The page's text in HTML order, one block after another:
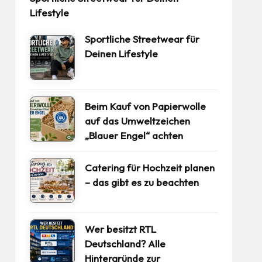
Lifestyle
Sportliche Streetwear für
Deinen Lifestyle
Beim Kauf von Papierwolle
auf das Umweltzeichen
„Blauer Engel“ achten
Catering für Hochzeit planen
– das gibt es zu beachten
Wer besitzt RTL
Deutschland? Alle
Hintergründe zur